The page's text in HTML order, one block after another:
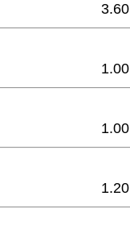
3.60
1.00
1.00
1.20